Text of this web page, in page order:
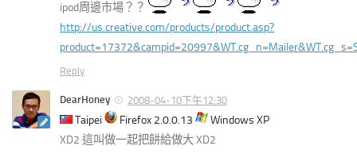
ipod周邊市場？？
http://us.creative.com/products/product.asp?
Reply
DearHoney 2008-04-10下午12:30
Taipei Firefox 2.0.0.13
Windows XP
XD2 這叫做一起把餅給做大 XD2